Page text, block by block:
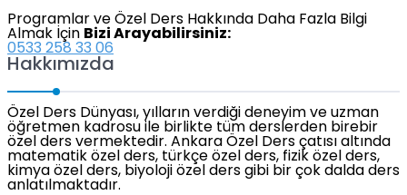
Programlar ve Özel Ders Hakkında Daha Fazla Bilgi
Almak İçin Bizi Arayabilirsiniz:
0533 258 33 06
Hakkımızda
Özel Ders Dünyası, yılların verdiği deneyim ve uzman
öğretmen kadrosu ile birlikte tüm derslerden birebir
özel ders vermektedir. Ankara Özel Ders çatısı altında
matematik özel ders, türkçe özel ders, fizik özel ders,
kimya özel ders, biyoloji özel ders gibi bir çok dalda ders
anlatılmaktadır.